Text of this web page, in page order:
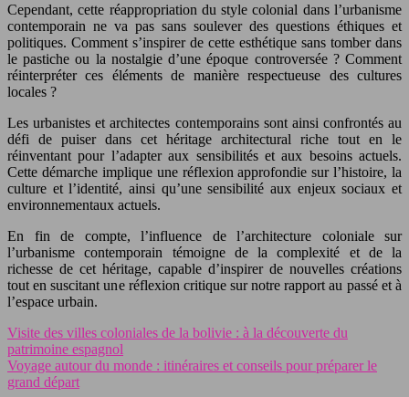
Cependant, cette réappropriation du style colonial dans l’urbanisme
contemporain ne va pas sans soulever des questions éthiques et
politiques. Comment s’inspirer de cette esthétique sans tomber dans
le pastiche ou la nostalgie d’une époque controversée ? Comment
réinterpréter ces éléments de manière respectueuse des cultures
locales ?
Les urbanistes et architectes contemporains sont ainsi confrontés au
défi de puiser dans cet héritage architectural riche tout en le
réinventant pour l’adapter aux sensibilités et aux besoins actuels.
Cette démarche implique une réflexion approfondie sur l’histoire, la
culture et l’identité, ainsi qu’une sensibilité aux enjeux sociaux et
environnementaux actuels.
En fin de compte, l’influence de l’architecture coloniale sur
l’urbanisme contemporain témoigne de la complexité et de la
richesse de cet héritage, capable d’inspirer de nouvelles créations
tout en suscitant une réflexion critique sur notre rapport au passé et à
l’espace urbain.
Visite des villes coloniales de la bolivie : à la découverte du
patrimoine espagnol
Voyage autour du monde : itinéraires et conseils pour préparer le
grand départ